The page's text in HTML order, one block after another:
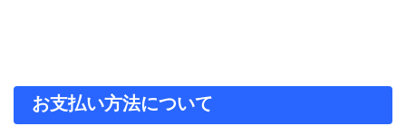
お支払い方法について